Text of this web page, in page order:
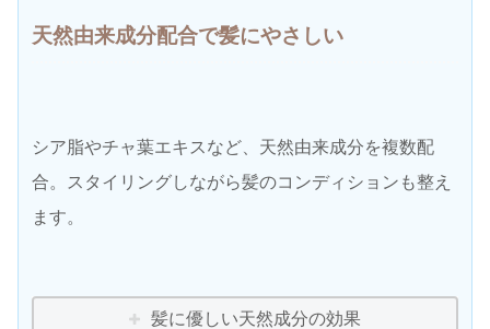
天然由来成分配合で髪にやさしい
シア脂やチャ葉エキスなど、天然由来成分を複数配
合。スタイリングしながら髪のコンディションも整え
ます。
髪に優しい天然成分の効果